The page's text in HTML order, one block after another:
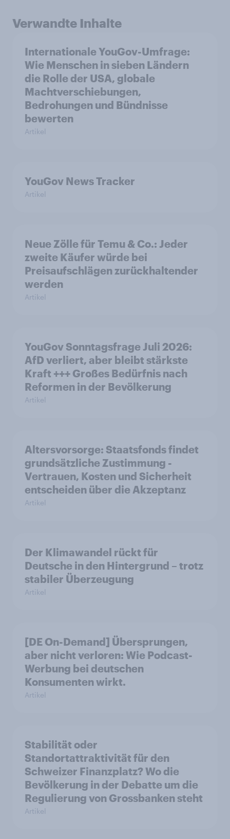
Verwandte Inhalte
Internationale YouGov-Umfrage:
Wie Menschen in sieben Ländern
die Rolle der USA, globale
Machtverschiebungen,
Bedrohungen und Bündnisse
bewerten
Artikel
YouGov News Tracker
Artikel
Neue Zölle für Temu & Co.: Jeder
zweite Käufer würde bei
Preisaufschlägen zurückhaltender
werden
Artikel
YouGov Sonntagsfrage Juli 2026:
AfD verliert, aber bleibt stärkste
Kraft +++ Großes Bedürfnis nach
Reformen in der Bevölkerung
Artikel
Altersvorsorge: Staatsfonds findet
grundsätzliche Zustimmung -
Vertrauen, Kosten und Sicherheit
entscheiden über die Akzeptanz
Artikel
Der Klimawandel rückt für
Deutsche in den Hintergrund – trotz
stabiler Überzeugung
Artikel
[DE On-Demand] Übersprungen,
aber nicht verloren: Wie Podcast-
Werbung bei deutschen
Konsumenten wirkt.
Artikel
Stabilität oder
Standortattraktivität für den
Schweizer Finanzplatz? Wo die
Bevölkerung in der Debatte um die
Regulierung von Grossbanken steht
Artikel